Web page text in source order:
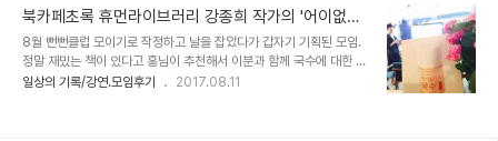
북카페초록 휴먼라이브러리 강종희 작가의 '어이없게
도 국수'
8월 뻔뻔클럽 모이기로 작정하고 날을 잡았다가 갑자기 기획된 모임.
정말 재밌는 책이 있다고 홍님이 추천해서 이분과 함께 국수에 대한 수
다를 하자는 취지였다가 최PD님의 아이디어가 보태져 국수도 먹자는
일상의 기록/강연.모임후기 2017.08.11